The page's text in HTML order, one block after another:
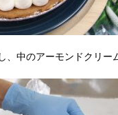
、中のアーモンドクリー